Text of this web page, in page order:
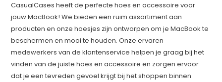
CasualCases heeft de perfecte hoes en accessoire voor
jouw MacBook! We bieden een ruim assortiment aan
producten en onze hoesjes zijn ontworpen om je MacBook te
beschermen en mooi te houden. Onze ervaren
medewerkers van de klantenservice helpen je graag bij het
vinden van de juiste hoes en accessoire en zorgen ervoor
dat je een tevreden gevoel krijgt bij het shoppen binnen